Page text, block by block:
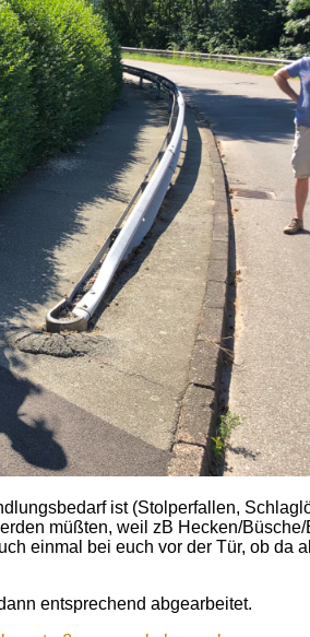
ist (Stolperfallen,
müßten, weil zB Hecken/
einmal bei euch vor der Tür, ob da
entsprechend abgearbeitet.